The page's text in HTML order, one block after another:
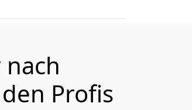
Profis